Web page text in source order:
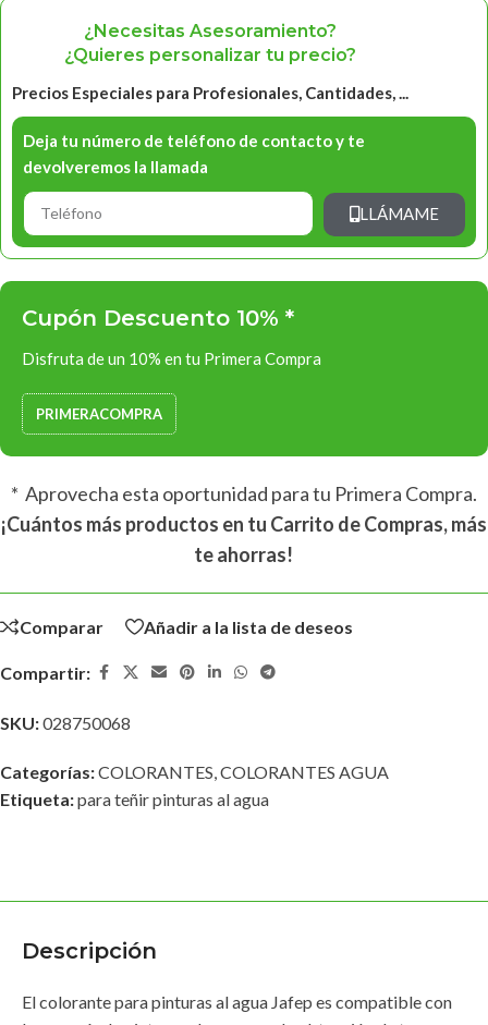
¿Necesitas Asesoramiento?
¿Quieres personalizar tu precio?
Precios Especiales para Profesionales, Cantidades, ...
Deja tu número de teléfono de contacto y te
devolveremos la llamada
LLÁMAME
Cupón Descuento 10% *
Disfruta de un 10% en tu Primera Compra
PRIMERACOMPRA
* Aprovecha esta oportunidad para tu Primera Compra.
¡Cuántos más productos en tu Carrito de Compras, más
te ahorras!
Comparar Añadir a la lista de deseos
Compartir:
SKU:028750068
Categorías:COLORANTES,COLORANTES AGUA
Etiqueta:para teñir pinturas al agua
Descripción
El colorante para pinturas al agua Jafep es compatible con